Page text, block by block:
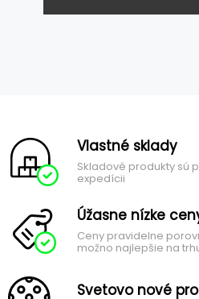
Vlastné sklady
Skladové produkty sú
expedícii
Úžasne nízke
Ceny pravidelne
možno najlepšie na
Svetovo nové